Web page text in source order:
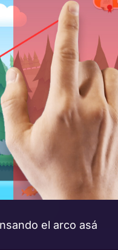
el arco asá